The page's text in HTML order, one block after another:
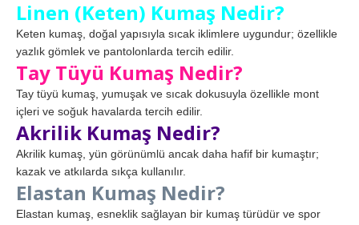
Linen (Keten) Kumaş Nedir?
Keten kumaş, doğal yapısıyla sıcak iklimlere uygundur; özellikle
yazlık gömlek ve pantolonlarda tercih edilir.
Tay Tüyü Kumaş Nedir?
Tay tüyü kumaş, yumuşak ve sıcak dokusuyla özellikle mont
içleri ve soğuk havalarda tercih edilir.
Akrilik Kumaş Nedir?
Akrilik kumaş, yün görünümlü ancak daha hafif bir kumaştır;
kazak ve atkılarda sıkça kullanılır.
Elastan Kumaş Nedir?
Elastan kumaş, esneklik sağlayan bir kumaş türüdür ve spor